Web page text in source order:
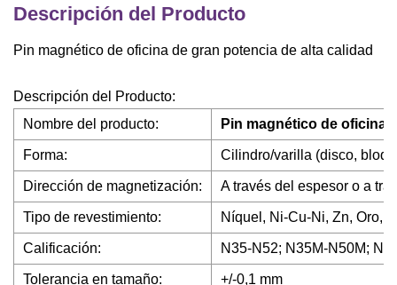
Descripción del Producto
Pin magnético de oficina de gran potencia de alta calidad
Descripción del Producto:
Nombre del producto:
Pin magnético de oficina
Forma: Cilindro/varilla (disco,
Dirección de magnetización: A través del espesor o a
Tipo de revestimiento: Níquel, Ni-Cu-Ni, Zn, Oro,
Calificación: N35-N52; N35M-N50M;
Tolerancia en tamaño: +/-0,1 mm